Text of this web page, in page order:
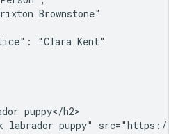
Brownstone"
"Clara Kent"
puppy</h2>
labrador puppy"